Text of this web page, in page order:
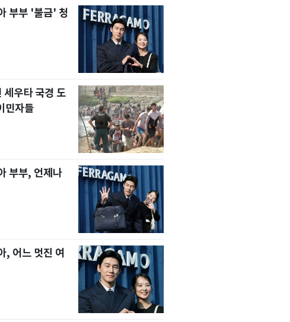
부부 '불금' 청
우타 국경 도
민자들
부부, 언제나
, 어느 멋진 여